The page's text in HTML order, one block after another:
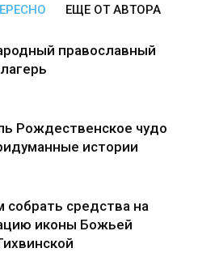
ЕЩЕ ОТ АВТОРА
православный
Рождественское чудо
истории
средства на
иконы Божьей